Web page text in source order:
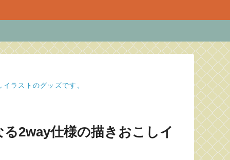
ラストのグッズです。
2way仕様の描きおこしイ